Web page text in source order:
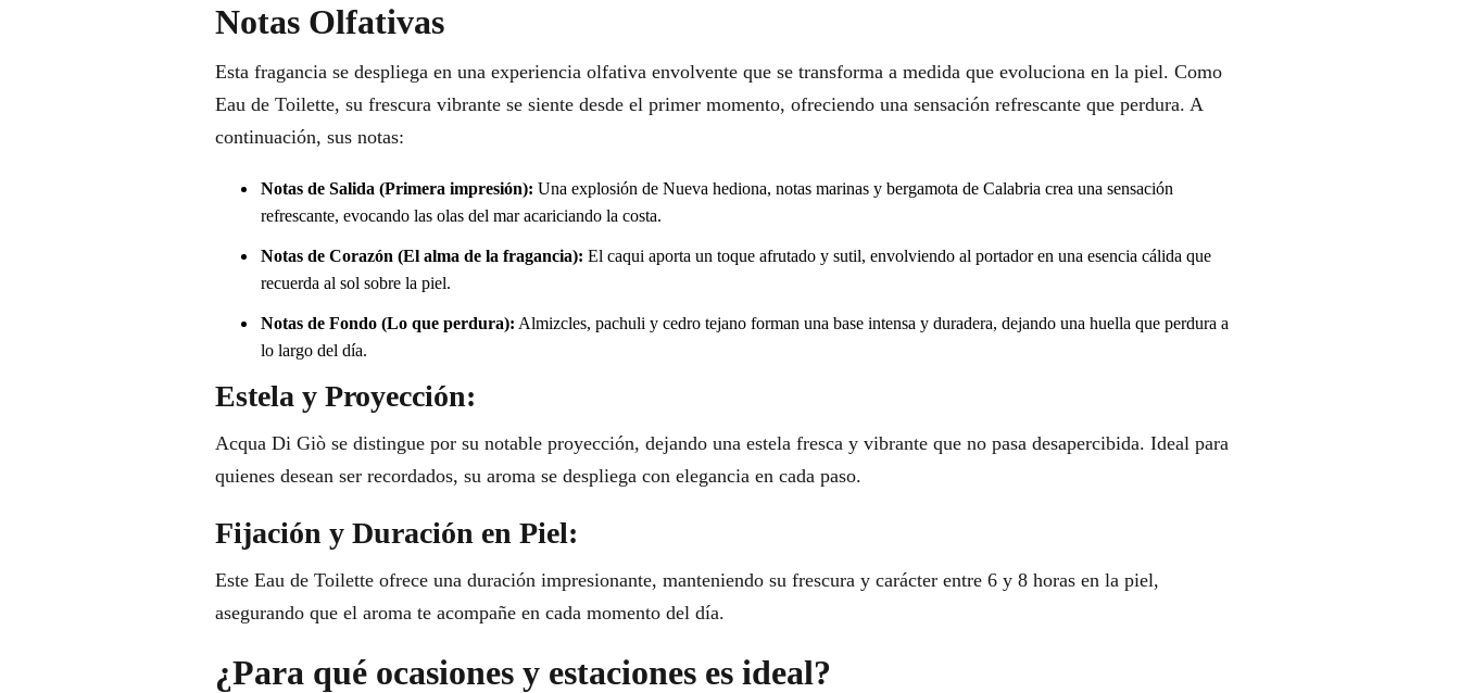
Notas Olfativas
Esta fragancia se despliega en una experiencia olfativa envolvente que se transforma a medida que evoluciona en la piel. Como
Eau de Toilette, su frescura vibrante se siente desde el primer momento, ofreciendo una sensación refrescante que perdura. A
continuación, sus notas:
Notas de Salida (Primera impresión): Una explosión de Nueva hediona, notas marinas y bergamota de Calabria crea una sensación
refrescante, evocando las olas del mar acariciando la costa.
Notas de Corazón (El alma de la fragancia): El caqui aporta un toque afrutado y sutil, envolviendo al portador en una esencia cálida que
recuerda al sol sobre la piel.
Notas de Fondo (Lo que perdura): Almizcles, pachuli y cedro tejano forman una base intensa y duradera, dejando una huella que perdura a
lo largo del día.
Estela y Proyección:
Acqua Di Giò se distingue por su notable proyección, dejando una estela fresca y vibrante que no pasa desapercibida. Ideal para
quienes desean ser recordados, su aroma se despliega con elegancia en cada paso.
Fijación y Duración en Piel:
Este Eau de Toilette ofrece una duración impresionante, manteniendo su frescura y carácter entre 6 y 8 horas en la piel,
asegurando que el aroma te acompañe en cada momento del día.
¿Para qué ocasiones y estaciones es ideal?